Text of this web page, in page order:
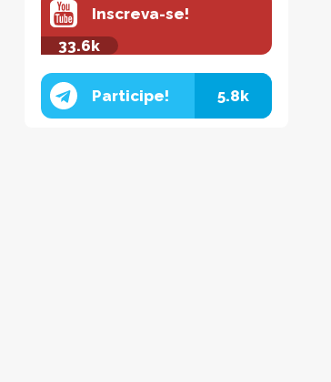
Inscreva-se!
33.6k
Participe! 5.8k